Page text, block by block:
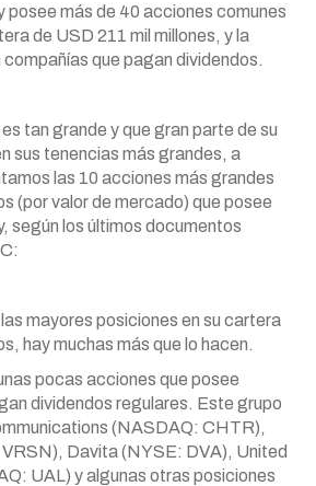
posee más de 40 acciones comunes
de USD 211 mil millones, y la
compañías que pagan dividendos.
tan grande y que gran parte de su
sus tenencias más grandes, a
las 10 acciones más grandes
(por valor de mercado) que posee
según los últimos documentos
mayores posiciones en su cartera
hay muchas más que lo hacen.
pocas acciones que posee
dividendos regulares. Este grupo
(NASDAQ: CHTR),
Davita (NYSE: DVA), United
UAL) y algunas otras posiciones